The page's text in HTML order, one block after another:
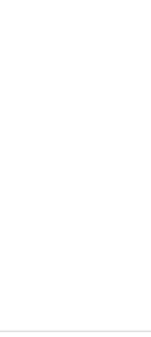
mehr
Daten
mit
Verwendungen.